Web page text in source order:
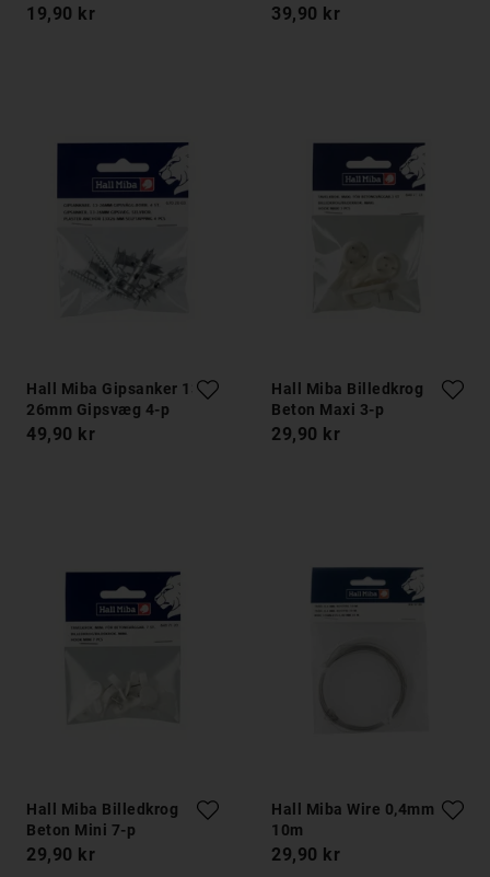
19,90 kr 39,90 kr
Hall Miba Gipsanker 13-
26mm Gipsvæg 4-p
49,90 kr
Hall Miba Billedkrog
Beton Maxi 3-p
29,90 kr
Hall Miba Billedkrog
Beton Mini 7-p
29,90 kr
Hall Miba Wire 0,4mm
10m
29,90 kr